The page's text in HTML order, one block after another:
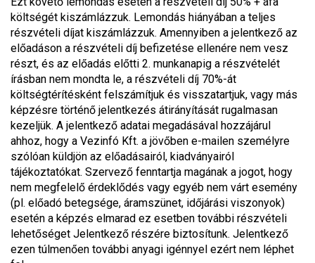
költségét kiszámlázzuk. Lemondás hiányában a teljes
részvételi díjat kiszámlázzuk. Amennyiben a jelentkező az
előadáson a részvételi díj befizetése ellenére nem vesz
részt, és az előadás előtti 2. munkanapig a részvételét
írásban nem mondta le, a részvételi díj 70%-át
költségtérítésként felszámítjuk és visszatartjuk, vagy más
képzésre történő jelentkezés átirányítását rugalmasan
kezeljük. A jelentkező adatai megadásával hozzájárul
ahhoz, hogy a Vezinfó Kft. a jövőben e-mailen személyre
szólóan küldjön az előadásairól, kiadványairól
tájékoztatókat. Szervező fenntartja magának a jogot, hogy
nem megfelelő érdeklődés vagy egyéb nem várt esemény
(pl. előadó betegsége, áramszünet, időjárási viszonyok)
esetén a képzés elmarad ez esetben további részvételi
lehetőséget Jelentkező részére biztosítunk. Jelentkező
ezen túlmenően további anyagi igénnyel ezért nem léphet